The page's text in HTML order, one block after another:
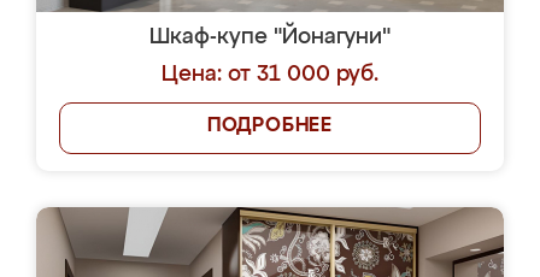
Шкаф-купе "Йонагуни"
Цена: от 31 000 руб.
ПОДРОБНЕЕ